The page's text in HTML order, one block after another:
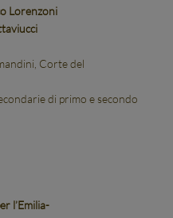
Lorenzoni
Corte del
di primo e secondo
l’Emilia-